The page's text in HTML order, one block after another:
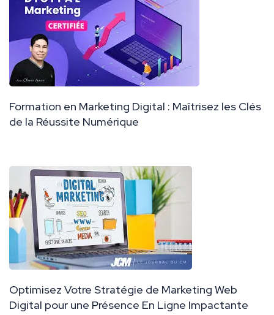
Formation en Marketing Digital : Maîtrisez les Clés
de la Réussite Numérique
Optimisez Votre Stratégie de Marketing Web
Digital pour une Présence En Ligne Impactante